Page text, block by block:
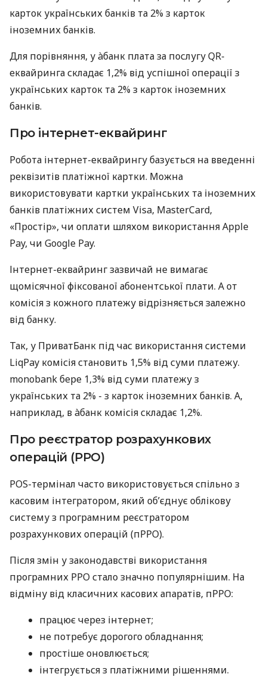
карток українських банків та 2% з карток
іноземних банків.
Для порівняння, у àбанк плата за послугу QR-
еквайринга складає 1,2% від успішної операції з
українських карток та 2% з карток іноземних
банків.
Про інтернет-еквайринг
Робота інтернет-еквайрингу базується на введенні
реквізитів платіжної картки. Можна
використовувати картки українських та іноземних
банків платіжних систем Visa, MasterCard,
«Простір», чи оплати шляхом використання Apple
Pay, чи Google Pay.
Інтернет-еквайринг зазвичай не вимагає
щомісячної фіксованої абонентської плати. А от
комісія з кожного платежу відрізняється залежно
від банку.
Так, у ПриватБанк під час використання системи
LiqPay комісія становить 1,5% від суми платежу.
monobank бере 1,3% від суми платежу з
українських та 2% - з карток іноземних банків. А,
наприклад, в àбанк комісія складає 1,2%.
Про реєстратор розрахункових
операцій (РРО)
POS-термінал часто використовується спільно з
касовим інтегратором, який об’єднує облікову
систему з програмним реєстратором
розрахункових операцій (пРРО).
Після змін у законодавстві використання
програмних РРО стало значно популярнішим. На
відміну від класичних касових апаратів, пРРО:
працює через інтернет;
не потребує дорогого обладнання;
простіше оновлюється;
інтегрується з платіжними рішеннями.